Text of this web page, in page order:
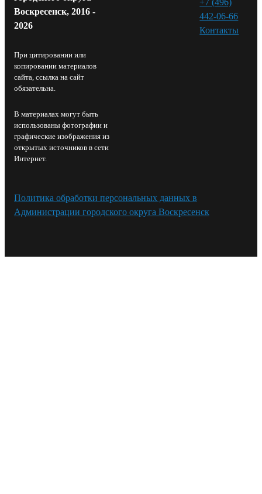
Воскресенск, 2016 -
2026
При цитировании или
копировании материалов
сайта, ссылка на сайт
обязательна.
В материалах могут быть
использованы фотографии и
графические изображения из
открытых источников в сети
Интернет.
442-06-66
Контакты⁠
Политика обработки персональных данных в
Администрации городского округа Воскресенск